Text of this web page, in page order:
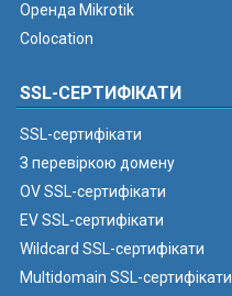
Оренда Mikrotik
Colocation
SSL-СЕРТИФІКАТИ
SSL-сертифікати
З перевіркою домену
OV SSL-сертифікати
EV SSL-сертифікати
Wildcard SSL-сертифікати
Multidomain SSL-сертифікати